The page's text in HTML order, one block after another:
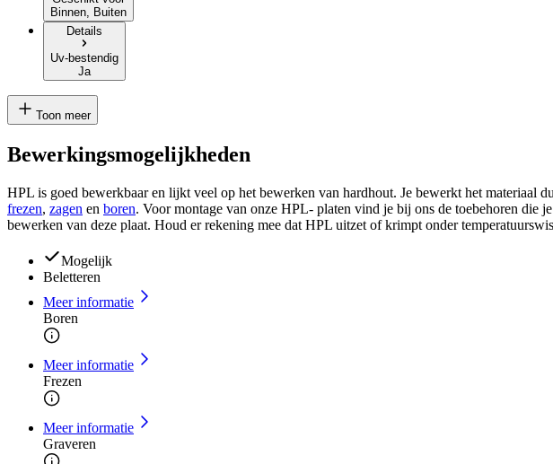
Binnen, Buiten
Details
Uv-bestendig
Ja
Toon meer
Bewerkingsmogelijkheden
HPL is goed bewerkbaar en lijkt veel op het bewerken van hardhout. Je bewerkt het materiaal
frezen, zagen en boren. Voor montage van onze HPL- platen vind je bij ons de toebehoren
bewerken van deze plaat. Houd er rekening mee dat HPL uitzet of krimpt onder
Mogelijk
Beletteren
Meer informatie
Boren
Meer informatie
Frezen
Meer informatie
Graveren